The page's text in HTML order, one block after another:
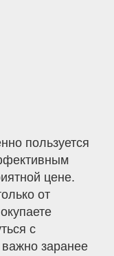
пользуется
цене.
от
с
заранее